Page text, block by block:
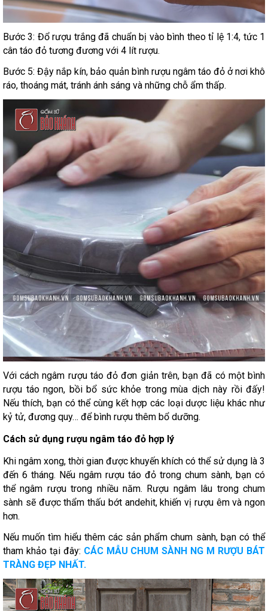
Bước 3: Đổ rượu trắng đã chuẩn bị vào bình theo tỉ lệ 1:4, tức 1
cân táo đỏ tương đương với 4 lít rượu.
Bước 5: Đậy nắp kín, bảo quản bình rượu ngâm táo đỏ ở nơi khô
ráo, thoáng mát, tránh ánh sáng và những chỗ ẩm thấp.
Với cách ngâm rượu táo đỏ đơn giản trên, bạn đã có một bình
rượu táo ngon, bồi bổ sức khỏe trong mùa dịch này rồi đấy!
Nếu thích, bạn có thể cùng kết hợp các loại dược liệu khác như
kỷ tử, đương quy… để bình rượu thêm bổ dưỡng.
Cách sử dụng rượu ngâm táo đỏ hợp lý
Khi ngâm xong, thời gian được khuyến khích có thể sử dụng là 3
đến 6 tháng. Nếu ngâm rượu táo đỏ trong chum sành, bạn có
thể ngâm rượu trong nhiều năm. Rượu ngâm lâu trong chum
sành sẽ được thẩm thấu bớt andehit, khiến vị rượu êm và ngon
hơn.
Nếu muốn tìm hiểu thêm các sản phẩm chum sành, bạn có thể
tham khảo tại đây: CÁC MẪU CHUM SÀNH NG M RƯỢU BÁT
TRÀNG ĐẸP NHẤT.